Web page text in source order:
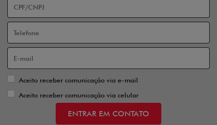
Aceito receber comunicação via e-mail
Aceito receber comunicação via celular
ENTRAR EM CONTATO